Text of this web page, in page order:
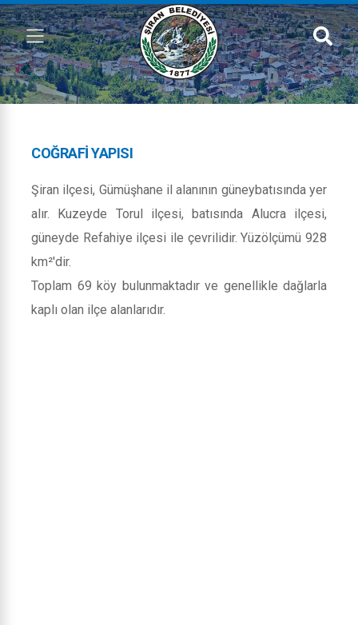
COĞRAFI YAPISI
Şiran ilçesi, Gümüşhane il alanının güneybatısında yer
alır. Kuzeyde Torul ilçesi, batısında Alucra ilçesi,
güneyde Refahiye ilçesi ile çevrilidir. Yüzölçümü 928
km²'dir.
Toplam 69 köy bulunmaktadır ve genellikle dağlarla
kaplı olan ilçe alanlarıdır.